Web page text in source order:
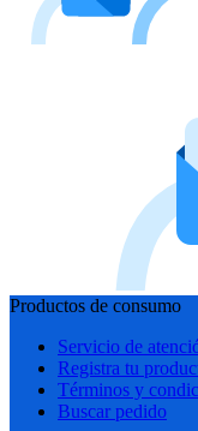
Productos de consumo
Servicio de
Registra tu
Términos y
Buscar pedido